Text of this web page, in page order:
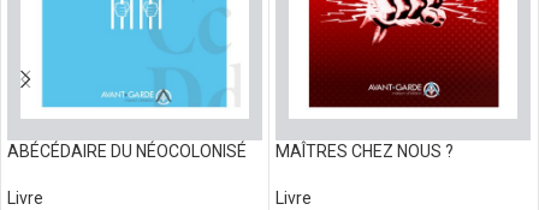
ABÉCÉDAIRE DU NÉOCOLONISÉ
Livre
MAÎTRES CHEZ NOUS ?
Livre